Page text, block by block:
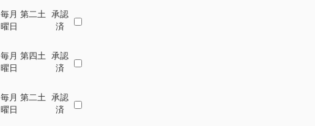
毎月 第二土
曜日
承認
済
毎月 第四土
曜日
承認
済
毎月 第二土
曜日
承認
済